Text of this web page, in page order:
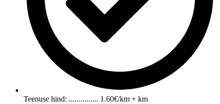
Teenuse hind: ............... 1.60€/km + km